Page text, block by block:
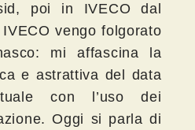
poi in IVECO dal
vengo folgorato
mi affascina la
e astrattiva del data
con l’uso dei
Oggi si parla di